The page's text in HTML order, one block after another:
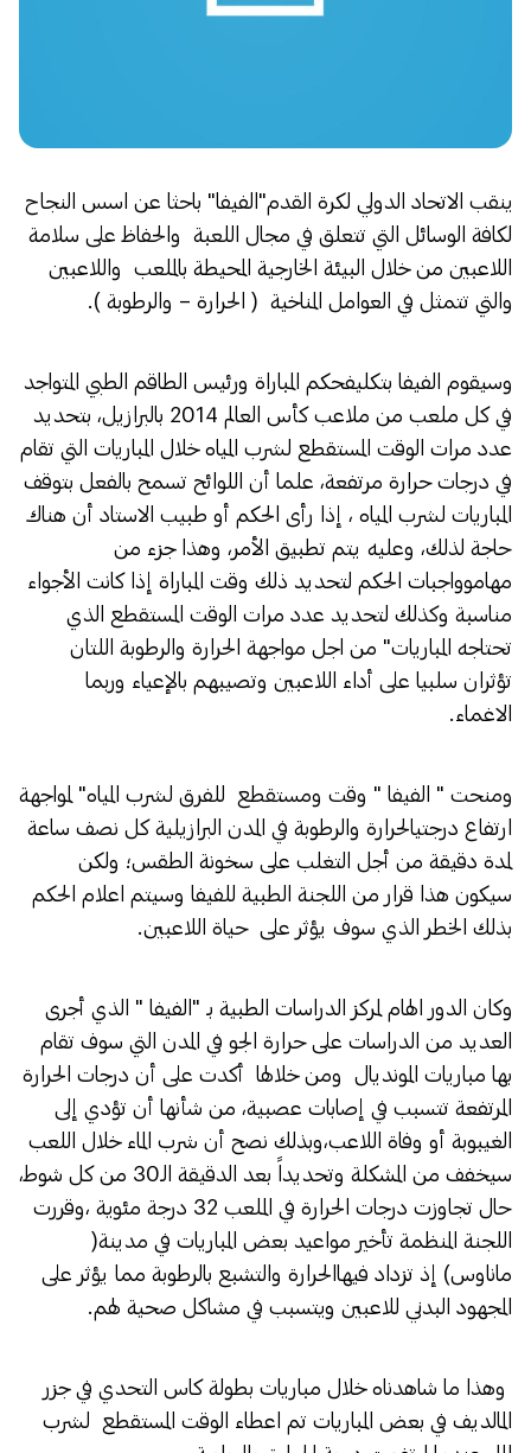
ينقب الاتحاد الدولي لكرة القدم"الفيفا" باحثا عن اسس النجاح
لكافة الوسائل التي تتعلق في مجال اللعبة والحفاظ على سلامة
اللاعبين من خلال البيئة الخارجية المحيطة بالملعب واللاعبين
والتي تتمثل في العوامل المناخية ( الحرارة – والرطوبة ).
وسيقوم الفيفا بتكليفحكم المباراة ورئيس الطاقم الطبي المتواجد
في كل ملعب من ملاعب كأس العالم 2014 بالبرازيل، بتحديد
عدد مرات الوقت المستقطع لشرب المياه خلال المباريات التي تقام
في درجات حرارة مرتفعة، علما أن اللوائح تسمح بالفعل بتوقف
المباريات لشرب المياه ، إذا رأى الحكم أو طبيب الاستاد أن هناك
حاجة لذلك، وعليه يتم تطبيق الأمر، وهذا جزء من
مهاموواجبات الحكم لتحديد ذلك وقت المباراة إذا كانت الأجواء
مناسبة وكذلك لتحديد عدد مرات الوقت المستقطع الذي
تحتاجه المباريات" من اجل مواجهة الحرارة والرطوبة اللتان
تؤثران سلبيا على أداء اللاعبين وتصيبهم بالإعياء وربما
الاغماء.
ومنحت " الفيفا " وقت ومستقطع للفرق لشرب المياه" لمواجهة
ارتفاع درجتيالحرارة والرطوبة في المدن البرازيلية كل نصف ساعة
لمدة دقيقة من أجل التغلب على سخونة الطقس؛ ولكن
سيكون هذا قرار من اللجنة الطبية للفيفا وسيتم اعلام الحكم
بذلك الخطر الذي سوف يؤثر على حياة اللاعبين.
وكان الدور الهام لمركز الدراسات الطبية بـ "الفيفا " الذي أجرى
العديد من الدراسات على حرارة الجو في المدن التي سوف تقام
بها مباريات المونديال ومن خلالها أكدت على أن درجات الحرارة
المرتفعة تتسبب في إصابات عصبية، من شأنها أن تؤدي إلى
الغيبوبة أو وفاة اللاعب،وبذلك نصح أن شرب الماء خلال اللعب
سيخفف من المشكلة وتحديداً بعد الدقيقة الـ30 من كل شوط،
حال تجاوزت درجات الحرارة في الملعب 32 درجة مئوية ،وقررت
اللجنة المنظمة تأخير مواعيد بعض المباريات في مدينة(
ماناوس) إذ تزداد فيهاالحرارة والتشبع بالرطوبة مما يؤثر على
المجهود البدني للاعبين ويتسبب في مشاكل صحية لهم.
وهذا ما شاهدناه خلال مباريات بطولة كاس التحدي في جزر
المالديف في بعض المباريات تم اعطاء الوقت المستقطع لشرب